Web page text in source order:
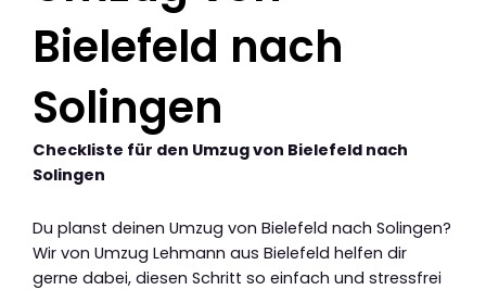
Bielefeld nach
Solingen
Checkliste für den Umzug von Bielefeld nach
Solingen
Du planst deinen Umzug von Bielefeld nach Solingen?
Wir von Umzug Lehmann aus Bielefeld helfen dir
gerne dabei, diesen Schritt so einfach und stressfrei